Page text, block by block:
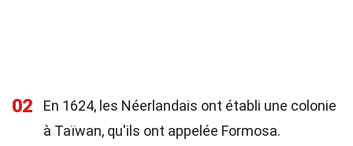
02
En 1624, les Néerlandais ont établi une colonie
à Taïwan, qu'ils ont appelée Formosa.